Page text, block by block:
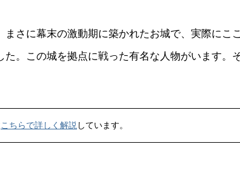
まさに幕末の激動期に築かれたお城で、実際にこ
。この城を拠点に戦った有名な人物がいます。そ
こちらで詳しく解説 しています。